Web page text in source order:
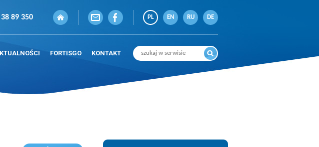
89 350 PL EN RU DE
FORTISGO KONTAKT